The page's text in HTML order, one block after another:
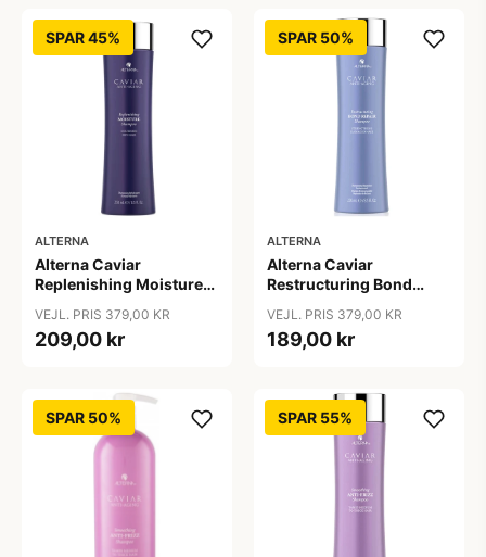
SPAR 45%
ALTERNA
Alterna Caviar
Replenishing Moisture
VEJL. PRIS 379,00 KR
209,00 kr
SPAR 50%
ALTERNA
Alterna Caviar
Restructuring Bond
VEJL. PRIS 379,00 KR
189,00 kr
SPAR 50% SPAR 55%